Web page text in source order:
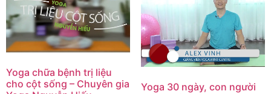
Yoga chữa bệnh trị liệu
cho cột sống – Chuyên gia
Yoga 30 ngày, con người